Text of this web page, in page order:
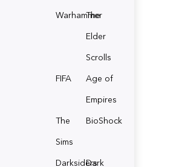
Warhammer
The
Elder
Scrolls
FIFA
Age of
Empires
The
Sims
BioShock
Darksiders
Dark